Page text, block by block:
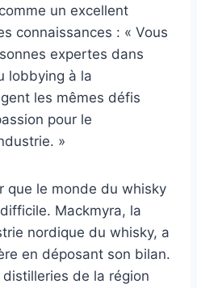
un excellent
connaissances : « Vous
expertes dans
lobbying à la
les mêmes défis
pour le
»
que le monde du whisky
Mackmyra, la
nordique du whisky, a
en déposant son bilan.
de la région